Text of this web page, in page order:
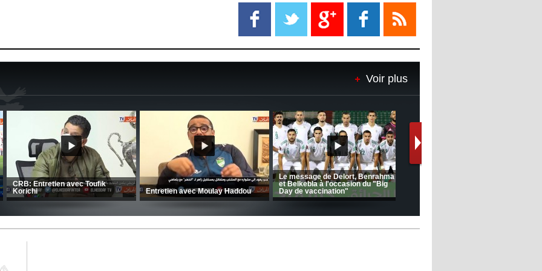
propriétaire
Le Barça savoure sa première
place et chambre le Real Madrid
de matchs"
12:39 - 2022/11/06
Real : Les dirigeants veulent le
départ d'Hazard cet hiver
Voir plus
(Coupe de la CAF) Nkana FC 1 -
CRB 0
CSC: La préparation des hommes
d’Amrani se poursuit en Tunisie
MCA: Kaci-Saïd évoque le large
succès du Mouloudia face au FC
MFM